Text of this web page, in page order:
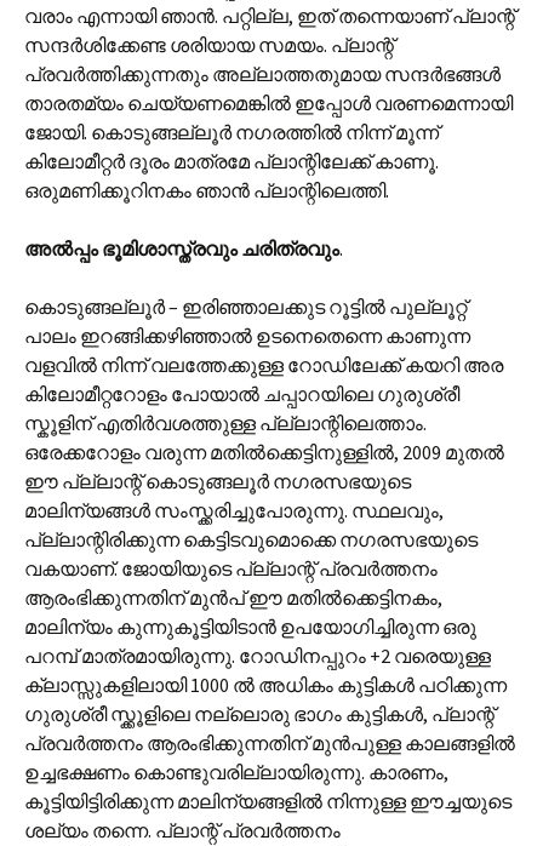
വരാം എന്നായി ഞാൻ. പറ്റില്ല, ഇത് തന്നെയാണ് പ്ലാന്റ്
സന്ദർശിക്കേണ്ട ശരിയായ സമയം. പ്ലാന്റ്
പ്രവർത്തിക്കുന്നതും അല്ലാത്തതുമായ സന്ദർഭങ്ങൾ
താരത‌മ്യം ചെയ്യണമെങ്കിൽ ഇപ്പോൾ വരണമെന്നായി
ജോയി. കൊടുങ്ങല്ലൂർ നഗരത്തിൽ നിന്ന് മൂന്ന്
കിലോമീറ്റർ ദൂരം മാത്രമേ പ്ലാന്റിലേക്ക് കാണൂ.
ഒരുമണിക്കൂറിനകം ഞാൻ പ്ലാന്റിലെത്തി.
അൽ‌പ്പം ഭൂമിശാസ്ത്രവും ചരിത്രവും.
കൊടുങ്ങല്ലൂർ – ഇരിഞ്ഞാലക്കുട റൂട്ടിൽ പുല്ലൂറ്റ്
പാലം ഇറങ്ങിക്കഴിഞ്ഞാൽ ഉടനെതെന്നെ കാണുന്ന
വളവിൽ നിന്ന് വലത്തേക്കുള്ള റോഡിലേക്ക് കയറി അര
കിലോമീറ്ററോളം പോയാൽ ചപ്പാറയിലെ ഗുരുശ്രീ
സ്കൂളിന് എതിർവശത്തുള്ള പ്ല്ലാന്റിലെത്താം.
ഒരേക്കറോളം വരുന്ന മതിൽക്കെട്ടിനുള്ളിൽ, 2009 മുതൽ
ഈ പ്ല്ലാന്റ് കൊടുങ്ങലൂർ നഗരസഭയുടെ
മാലിന്യങ്ങൾ സംസ്ക്കരിച്ചുപോരുന്നു. സ്ഥലവും,
പ്ല്ലാന്റിരിക്കുന്ന കെട്ടിടവുമൊക്കെ നഗരസഭയുടെ
വകയാണ്. ജോയിയുടെ പ്ല്ലാന്റ് പ്രവർത്തനം
ആരംഭിക്കുന്നതിന് മുൻപ് ഈ മതിൽക്കെട്ടിനകം,
മാലിന്യം കുന്നുകൂട്ടിയിടാൻ ഉപയോഗിച്ചിരുന്ന ഒരു
പറമ്പ് മാത്രമായിരുന്നു. റോഡിനപ്പുറം +2 വരെയുള്ള
ക്ലാസ്സുകളിലായി 1000 ൽ അധികം കുട്ടികൾ പഠിക്കുന്ന
ഗുരുശ്രീ സ്ക്കൂളിലെ നല്ലൊരു ഭാഗം കുട്ടികൾ, പ്ലാന്റ്
പ്രവർത്തനം ആരംഭിക്കുന്നതിന് മുൻപുള്ള കാലങ്ങളിൽ
ഉച്ചഭക്ഷണം കൊണ്ടുവരില്ലായിരുന്നു. കാരണം,
കൂട്ടിയിട്ടിരിക്കുന്ന മാലിന്യങ്ങളിൽ നിന്നുള്ള ഈച്ചയുടെ
ശല്യം തന്നെ. പ്ലാന്റ് പ്രവർത്തനം